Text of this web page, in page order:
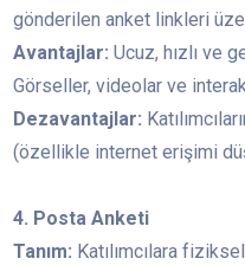
gönderilen anket linkleri
Avantajlar: Ucuz, hızlı ve
Görseller, videolar ve
Dezavantajlar:
(özellikle internet erişimi
4. Posta Anketi
Tanım: Katılımcılara